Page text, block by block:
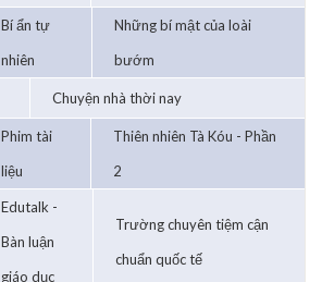
Bí ẩn tự
nhiên
Những bí mật của loài
bướm
Chuyện nhà thời nay
Phim tài
liệu
Thiên nhiên Tà Kóu - Phần
2
Edutalk -
Bàn luận
giáo dục
Trường chuyên tiệm cận
chuẩn quốc tế